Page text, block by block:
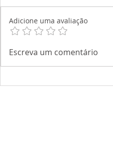
Adicione uma avaliação
Escreva um comentário